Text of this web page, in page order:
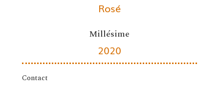
Rosé
Millésime
2020
Contact